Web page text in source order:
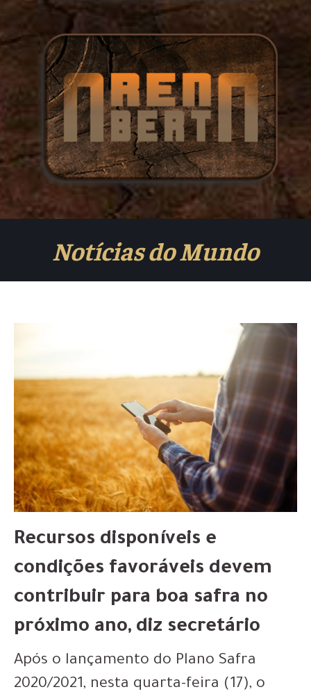
Notícias do Mundo
Recursos disponíveis e
condições favoráveis devem
contribuir para boa safra no
próximo ano, diz secretário
Após o lançamento do Plano Safra
2020/2021, nesta quarta-feira (17), o